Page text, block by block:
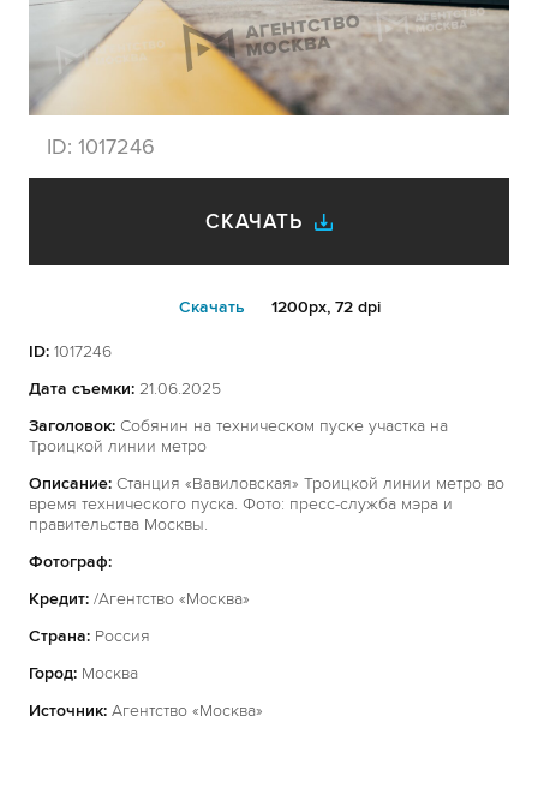
ID: 1017246
СКАЧАТЬ
Cкачать 1200px, 72 dpi
ID: 1017246
Дата съемки: 21.06.2025
Заголовок: Собянин на техническом пуске участка на
Троицкой линии метро
Описание: Станция «Вавиловская» Троицкой линии метро во
время технического пуска. Фото: пресс-служба мэра и
правительства Москвы.
Фотограф:
Кредит: /Агентство «Москва»
Страна: Россия
Город: Москва
Источник: Агентство «Москва»